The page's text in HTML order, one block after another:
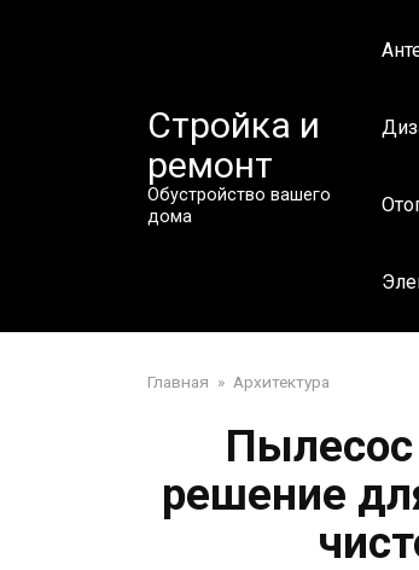
Стройка и
ремонт
Обустройство вашего
дома
Главная » Архитектура
решение